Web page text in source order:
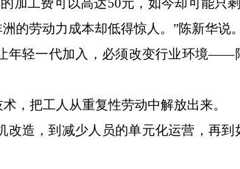
工费可以高达50元，如今却可能只
的劳动力成本却低得惊人。”陈新华说。
轻一代加入，必须改变行业环境——
把工人从重复性劳动中解放出来。
造，到减少人员的单元化运营，再到